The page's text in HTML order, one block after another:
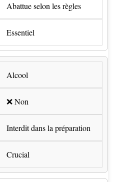
Abattue selon les règles
Essentiel
Alcool
❌ Non
Interdit dans la préparation
Crucial